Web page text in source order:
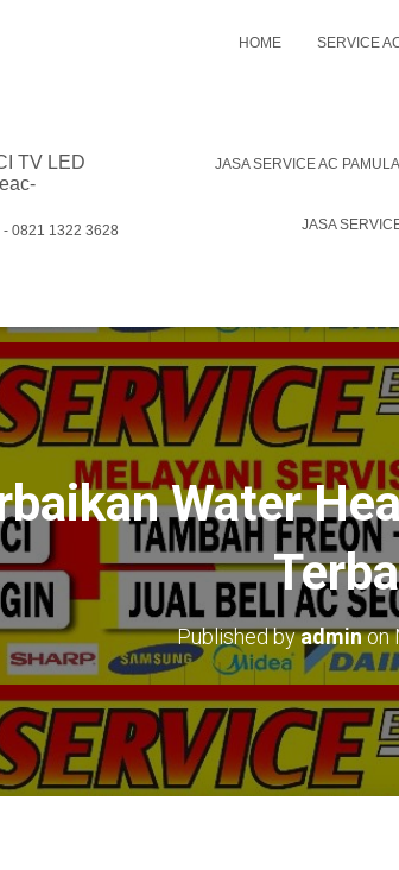
TV LED
0821 1322 3628
HOME SERVICE
JASA SERVICE AC
JASA
Water
Published byadminon